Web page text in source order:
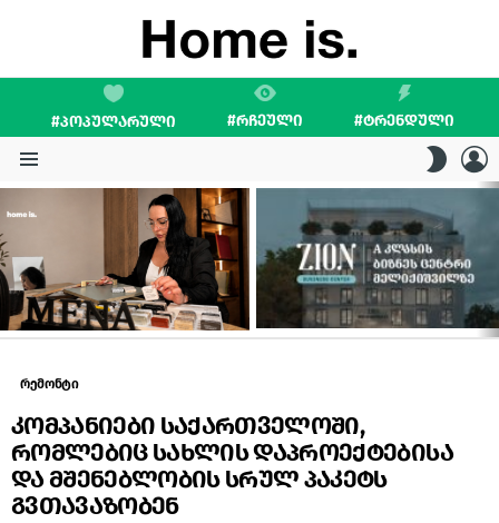
#ᲞᲝᲞᲣᲚᲐᲠᲣᲚᲘ #ᲠᲩᲔᲣᲚᲘ #ᲢᲠᲔᲜᲓᲣᲚᲘ
SKIN
STORIES
რემონტი
კომპანიები საქართველოში,
რომლებიც სახლის დაპროექტებისა
და მშენებლობის სრულ პაკეტს
გვთავაზობენ